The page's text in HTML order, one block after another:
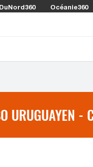
Océanie360
URUGUAYEN -